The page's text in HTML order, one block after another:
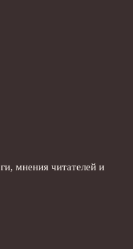
мнения читателей и